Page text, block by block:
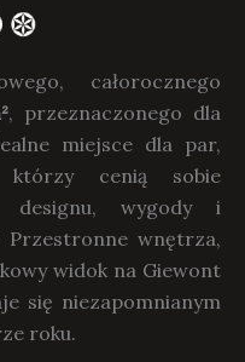
całorocznego
, przeznaczonego dla
miejsce dla par,
którzy cenią sobie
designu, wygody i
Przestronne wnętrza,
widok na Giewont
się niezapomnianym
roku.